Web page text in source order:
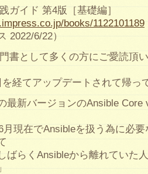
ガイド 第4版［基礎編］
books/1122101189
2022/6/22）
書として多くの方にご愛読頂
経てアップデートされて帰っ
最新バージョンのAnsible Core
月現在でAnsibleを扱う為に必
ばらくAnsibleから離れていた